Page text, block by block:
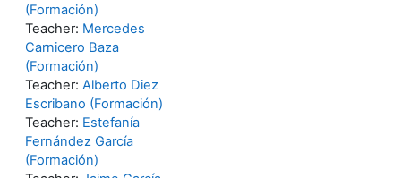
(Formación)
Teacher: Mercedes
Carnicero Baza
(Formación)
Teacher: Alberto Diez
Escribano (Formación)
Teacher: Estefanía
Fernández García
(Formación)